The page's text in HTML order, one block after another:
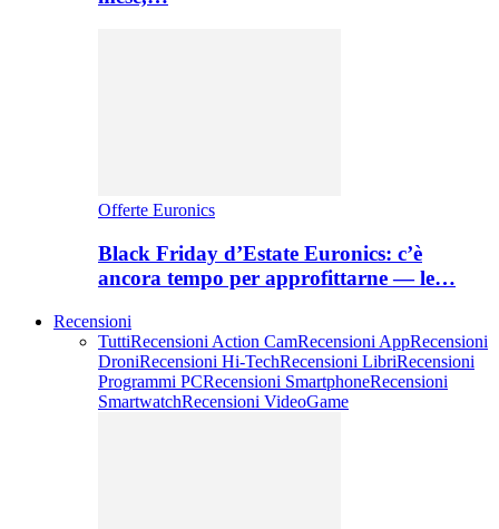
Offerte Euronics
Black Friday d’Estate Euronics: c’è
ancora tempo per approfittarne — le…
Recensioni
TuttiRecensioni Action CamRecensioni AppRecensioni
DroniRecensioni Hi-TechRecensioni LibriRecensioni
Programmi PCRecensioni SmartphoneRecensioni
SmartwatchRecensioni VideoGame